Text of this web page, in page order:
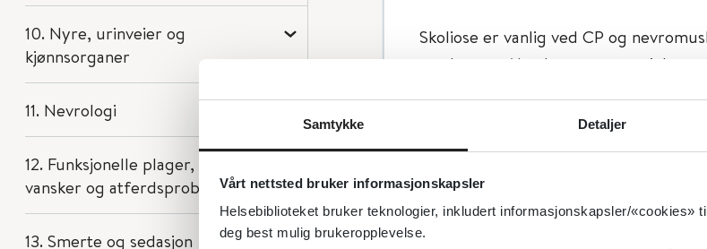
Samtykke Detaljer
Vårt nettsted bruker informasjonskapsler
Helsebiblioteket bruker teknologier, inkludert informasjonskapsler/«cookies»
deg best mulig brukeropplevelse.
10. Nyre, urinveier og
kjønnsorganer
11. Nevrologi
12. Funksjonelle plager, psykiske
vansker og atferdsproblemer
13. Smerte og sedasjon
Skoliose er vanlig ved CP og
syndromer. Man bør være spesielt
Symptomer og funn
Ved undersøkelse må barnet være
inspiserer og palperer ryggen og